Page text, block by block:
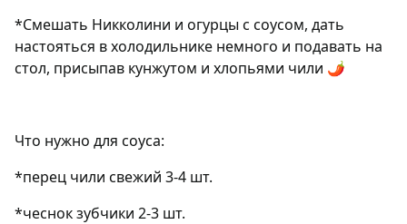
*Смешать Никколини и огурцы с соусом, дать
настояться в холодильнике немного и подавать на
стол, присыпав кунжутом и хлопьями чили 🌶
Что нужно для соуса:
*перец чили свежий 3-4 шт.
*чеснок зубчики 2-3 шт.